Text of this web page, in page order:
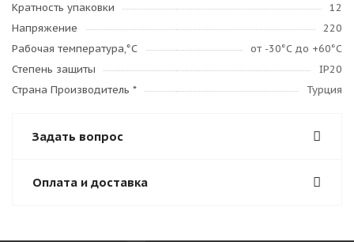
Кратность упаковки
12
Напряжение
220
Рабочая температура,°C
от -30°С до +60°С
Степень защиты
IP20
Страна Производитель *
Турция
Задать вопрос
Оплата и доставка